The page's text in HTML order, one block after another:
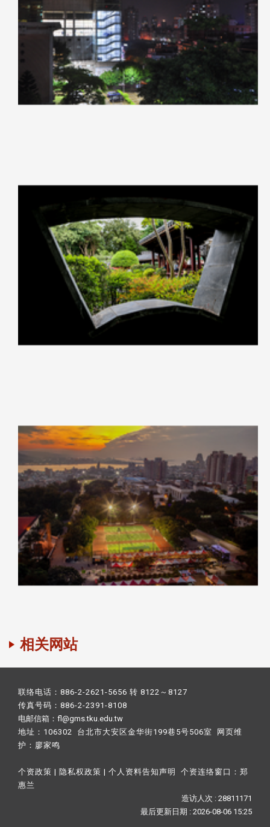
相关网站
联络电话：886-2-2621-5656 转 8122～8127
传真号码：886-2-2391-8108
电邮信箱：fl@gms.tku.edu.tw
地址：106302 台北市大安区金华街199巷5号506室 网页维
护： 廖家鸣​
个资政策 | 隐私权政策 | 个人资料告知声明 个资连络窗口： 郑
惠兰
造访人次 : 28811171
最后更新日期 :2026-08-06 15:25